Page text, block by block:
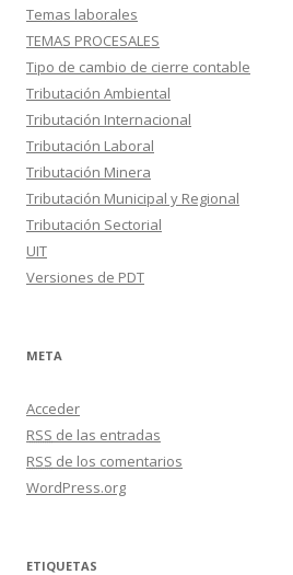
Temas laborales
TEMAS PROCESALES
Tipo de cambio de cierre contable
Tributación Ambiental
Tributación Internacional
Tributación Laboral
Tributación Minera
Tributación Municipal y Regional
Tributación Sectorial
UIT
Versiones de PDT
META
Acceder
RSS de las entradas
RSS de los comentarios
WordPress.org
ETIQUETAS